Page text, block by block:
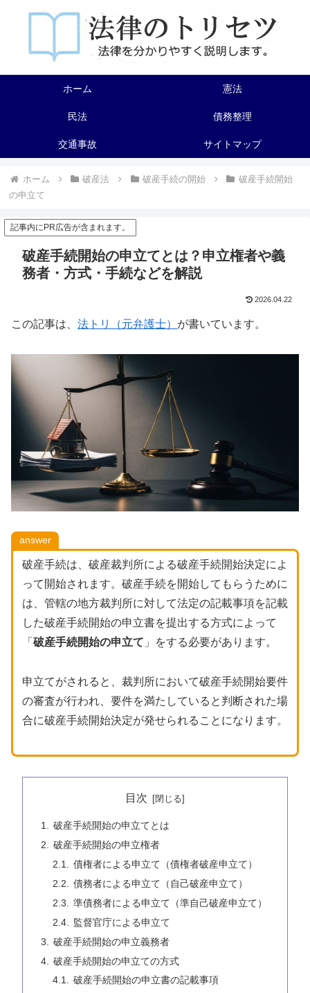
ホーム 憲法
民法 債務整理
交通事故 サイトマップ
ホーム 破産法 破産手続の開始
破産手続開始
の申立て
記事内にPR広告が含まれます。
破産手続開始の申立てとは？申立権者や義
務者・方式・手続などを解説
2026.04.22
この記事は、 法トリ（元弁護士） が書いています。
answer
破産手続は、破産裁判所による破産手続開始決定によ
って開始されます。破産手続を開始してもらうために
は、管轄の地方裁判所に対して法定の記載事項を記載
した破産手続開始の申立書を提出する方式によって
「 破産手続開始の申立て 」をする必要があります。
申立てがされると、裁判所において破産手続開始要件
の審査が行われ、要件を満たしていると判断された場
合に破産手続開始決定が発せられることになります。
目次
破産手続開始の申立てとは
破産手続開始の申立権者
債権者による申立て（債権者破産申立て）
債務者による申立て（自己破産申立て）
準債務者による申立て（準自己破産申立て）
監督官庁による申立て
破産手続開始の申立義務者
破産手続開始の申立ての方式
破産手続開始の申立書の記載事項